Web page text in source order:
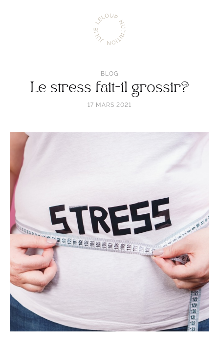
Aller
l'accueil
Julie
Leloup
Nutrition
Le stress fait-il grossir?
BLOG
17 MARS 2021